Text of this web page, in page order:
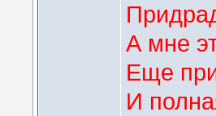
А мне
Еще
И